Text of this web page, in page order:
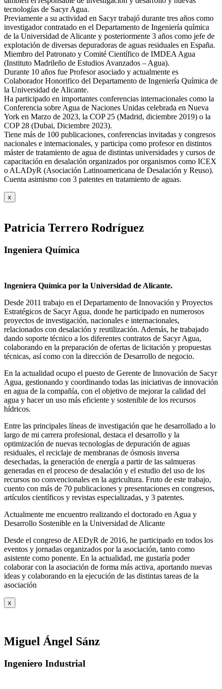
tecnologías de Sacyr Agua.
Previamente a su actividad en Sacyr trabajó durante tres años como
investigador contratado en el Departamento de Ingeniería química
de la Universidad de Alicante y posteriormente 3 años como jefe de
explotación de diversas depuradoras de aguas residuales en España.
Miembro del Patronato y Comité Científico de IMDEA Agua
(Instituto Madrileño de Estudios Avanzados – Agua).
Durante 10 años fue Profesor asociado y actualmente es
Colaborador Honorifico del Departamento de Ingeniería Química de
la Universidad de Alicante.
Ha participado en importantes conferencias internacionales como la
Conferencia sobre Agua de Naciones Unidas celebrada en Nueva
York en Marzo de 2023, la COP 25 (Madrid, diciembre 2019) o la
COP 28 (Dubai, Diciembre 2023).
Tiene más de 100 publicaciones, conferencias invitadas y congresos
nacionales e internacionales, y participa como profesor en distintos
máster de tratamiento de agua de distintas universidades y cursos de
capacitación en desalación organizados por organismos como ICEX
o ALADyR (Asociación Latinoamericana de Desalación y Reuso).
Cuenta asimismo con 3 patentes en tratamiento de aguas.
x
Patricia Terrero Rodríguez
Ingeniera Química
Ingeniera Química por la Universidad de Alicante.
Desde 2011 trabajo en el Departamento de Innovación y Proyectos
Estratégicos de Sacyr Agua, donde he participado en numerosos
proyectos de investigación, nacionales e internacionales,
relacionados con desalación y reutilización. Además, he trabajado
dando soporte técnico a los diferentes contratos de Sacyr Agua,
colaborando en la preparación de ofertas de licitación y propuestas
técnicas, así como con la dirección de Desarrollo de negocio.
En la actualidad ocupo el puesto de Gerente de Innovación de Sacyr
Agua, gestionando y coordinando todas las iniciativas de innovación
en agua de la compañía, con el objetivo de mejorar la calidad del
agua y hacer un uso más eficiente y sostenible de los recursos
hídricos.
Entre las principales líneas de investigación que he desarrollado a lo
largo de mi carrera profesional, destaca el desarrollo y la
optimización de nuevas tecnologías de depuración de aguas
residuales, el reciclaje de membranas de ósmosis inversa
desechadas, la generación de energía a partir de las salmueras
generadas en el proceso de desalación y el estudio del uso de los
recursos no convencionales en la agricultura. Fruto de este trabajo,
cuento con más de 70 publicaciones y presentaciones en congresos,
artículos científicos y revistas especializadas, y 3 patentes.
Actualmente me encuentro realizando el doctorado en Agua y
Desarrollo Sostenible en la Universidad de Alicante
Desde el congreso de AEDyR de 2016, he participado en todos los
eventos y jornadas organizados por la asociación, tanto como
asistente como ponente. En la actualidad, me gustaría poder
colaborar con la asociación de forma más activa, aportando nuevas
ideas y colaborando en la ejecución de las distintas tareas de la
asociación
x
Miguel Ángel Sánz
Ingeniero Industrial